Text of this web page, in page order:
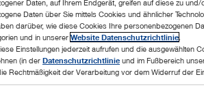
Daten, auf Ihrem Endgerät, greifen auf diese zu
Daten über Sie mittels Cookies und ähnlicher
darüber, wie diese Cookies Ihre personenbezogenen
und in unserer Website Datenschutzrichtlinie
Einstellungen jederzeit aufrufen und die ausgewählten
(in der Datenschutzrichtlinie und im Fußbereich
Rechtmäßigkeit der Verarbeitung vor dem Widerruf der